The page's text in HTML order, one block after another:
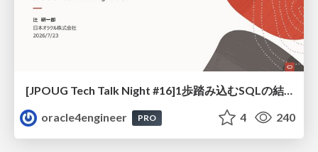
[JPOUG Tech Talk Night #16]1歩踏み込むSQLの結合方法
oracle4engineer
PRO 4 240